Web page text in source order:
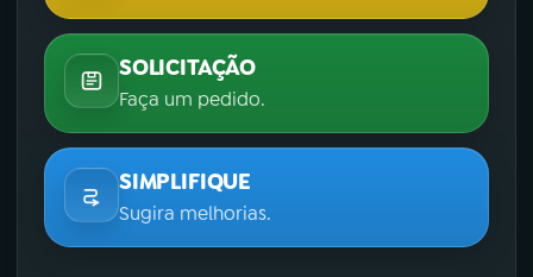
SOLICITAÇÃO
Faça um pedido.
SIMPLIFIQUE
Sugira melhorias.